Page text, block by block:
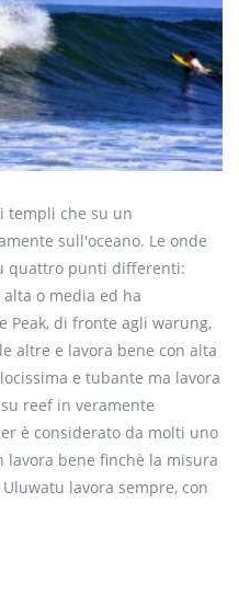
templi che su un
sull'oceano. Le onde
quattro punti differenti:
o media ed ha
Peak, di fronte agli warung,
altre e lavora bene con alta
e tubante ma lavora
reef in veramente
è considerato da molti uno
bene finchè la misura
lavora sempre, con